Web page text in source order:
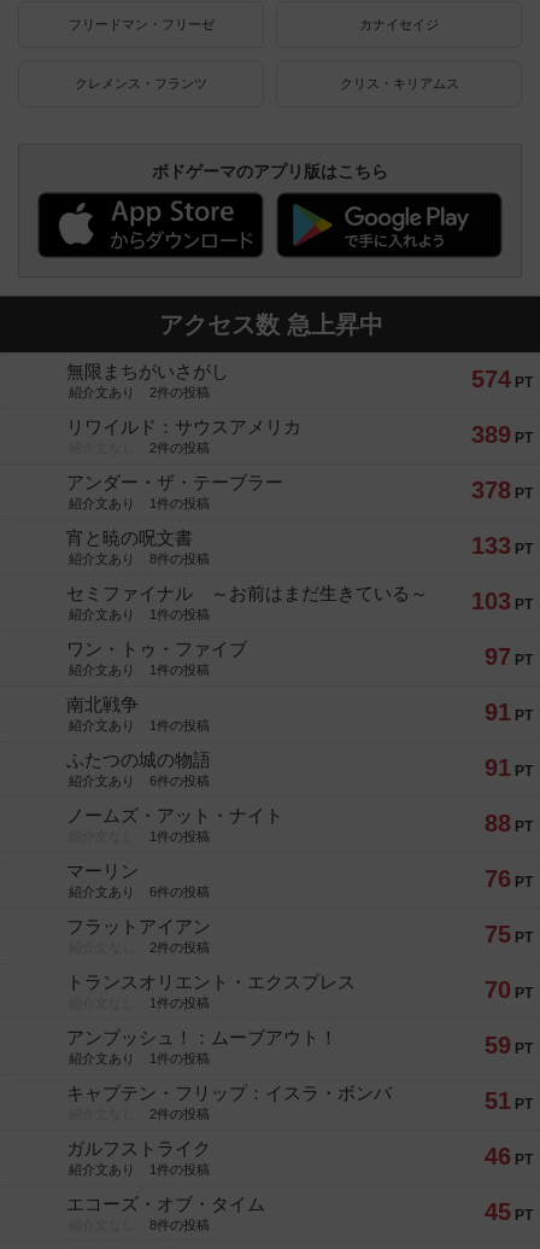
フリードマン・フリーゼ カナイセイジ
クレメンス・フランツ クリス・キリアムス
ボドゲーマのアプリ版はこちら
アクセス数 急上昇中
574 PT
無限まちがいさがし
紹介文あり 2件の投稿
389 PT
リワイルド：サウスアメリカ
2件の投稿
378 PT
アンダー・ザ・テーブラー
紹介文あり 1件の投稿
133 PT
宵と暁の呪文書
紹介文あり 8件の投稿
103 PT
セミファイナル ～お前はまだ生きている～
紹介文あり 1件の投稿
97 PT
ワン・トゥ・ファイブ
紹介文あり 1件の投稿
91 PT
南北戦争
紹介文あり 1件の投稿
91 PT
ふたつの城の物語
紹介文あり 6件の投稿
88 PT
ノームズ・アット・ナイト
1件の投稿
76 PT
マーリン
紹介文あり 6件の投稿
75 PT
フラットアイアン
2件の投稿
70 PT
トランスオリエント・エクスプレス
1件の投稿
59 PT
アンブッシュ！：ムーブアウト！
紹介文あり 1件の投稿
51 PT
キャプテン・フリップ：イスラ・ボンバ
2件の投稿
46 PT
ガルフストライク
紹介文あり 1件の投稿
45 PT
エコーズ・オブ・タイム
8件の投稿